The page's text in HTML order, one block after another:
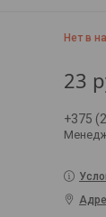
Нет в
23
+375